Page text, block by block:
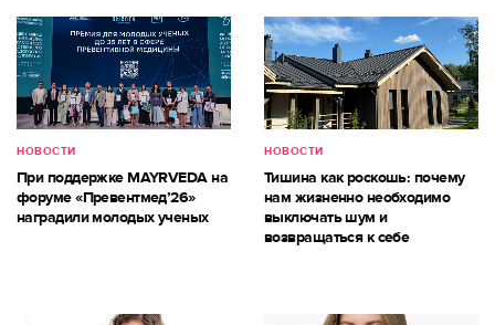
НОВОСТИ
При поддержке MAYRVEDA на
форуме «Превентмед’26»
наградили молодых ученых
НОВОСТИ
Тишина как роскошь: почему
нам жизненно необходимо
выключать шум и
возвращаться к себе